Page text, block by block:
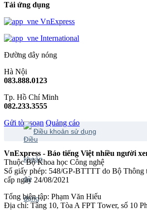
Tải ứng dụng
VnExpress
International
Đường dây nóng
Hà Nội
083.888.0123
Tp. Hồ Chí Minh
082.233.3555
Gửi tòa soạn Quảng cáo
Điều khoản sử dụng
VnExpress - Báo tiếng Việt nhiều người
Thuộc Bộ Khoa học Công nghệ
Số giấy phép: 548/GP-BTTTT do Bộ Thông
cấp ngày 24/08/2021
Tổng biên tập: Phạm Văn Hiếu
Địa chỉ: Tầng 10, Tòa A FPT Tower, số 10